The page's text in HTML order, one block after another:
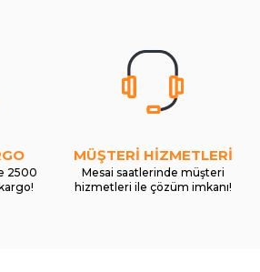
2500
MÜŞTERİ HİZMETLERİ
Mesai saatlerinde müşteri
hizmetleri ile çözüm imkanı!